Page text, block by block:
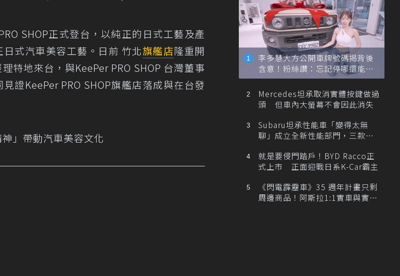
SHOP正式登台，以純正的日式工藝及產
式汽車美容工藝。日前 竹北旗艦店隆重開
特地來台，與KeePer PRO SHOP 台灣董事
證KeePer PRO SHOP旗艦店落成與在台發
」帶動汽車美容文化
李多慧大方公開車牌號碼揭背後
含意！粉絲讚：忘記停哪還能幫
忙找車
Mercedes坦承取消實體按鍵做過
頭 但車內大螢幕不會因此消失
Subaru坦承性能車「變得太無
聊」成立全新性能部門，三款手
就是要侵門踏戶！BYD Racco正
式上市 正面迎戰日系K-Car霸主
《閃電霹靂車》35 週年計畫只剩
周邊商品！阿斯拉1:1實車與實體